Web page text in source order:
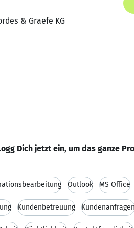
& Graefe KG
Dich jetzt ein, um das ganze
Outlook MS Office
Kundenbetreuung